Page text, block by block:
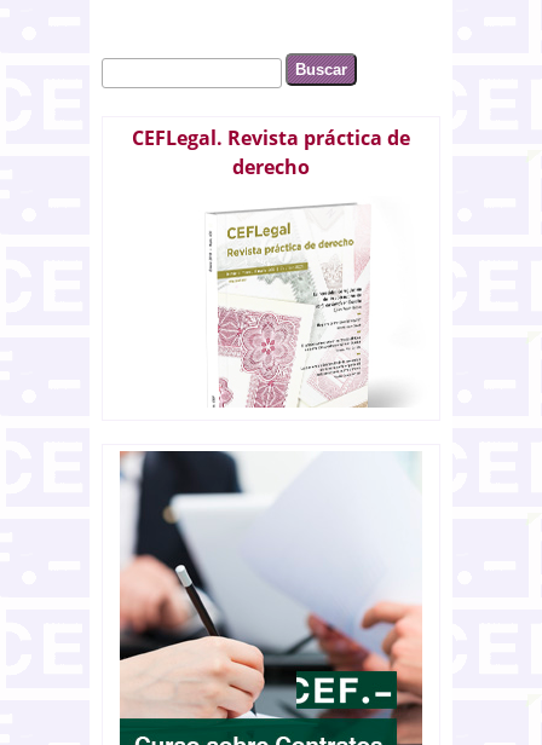
Formulario de búsqueda
Buscar
CEFLegal. Revista práctica de
derecho